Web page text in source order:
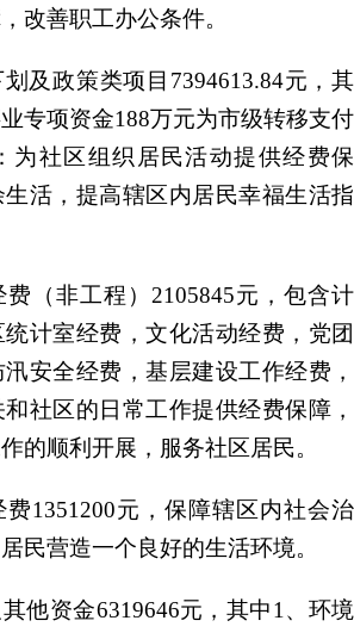
改善职工办公条件。
划及政策类项目 7394613.84元，其
专项资金188万元为市级转移支付
为社区组织居民活动提供经费保
活，提高辖区内居民幸福生活指
费（非工程） 2105845元，包含计
计室经费，文化活动经费，党团
安全经费，基层建设工作经费，
社区的日常工作提供经费保障，
的顺利开展，服务社区居民。
费1351200元，保障辖区内社会治
民营造一个良好的生活环境。
其他资金6319646元，其中1、环境